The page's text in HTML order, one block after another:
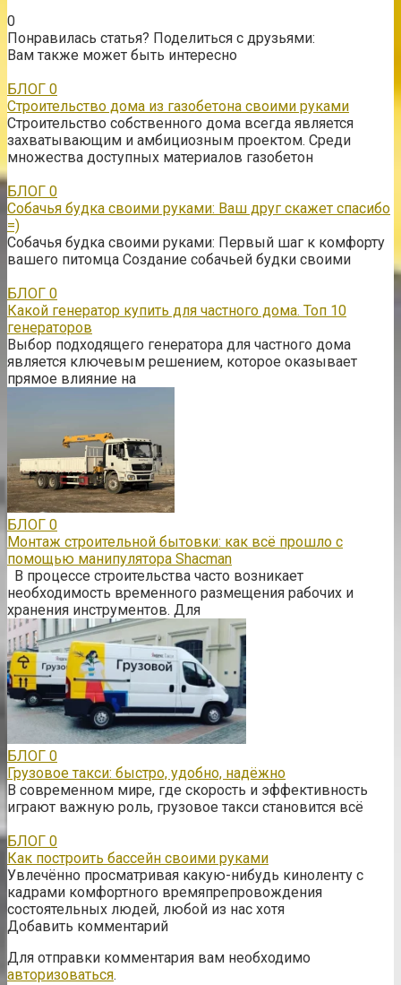
0
Понравилась статья? Поделиться с друзьями:
Вам также может быть интересно
БЛОГ 0
Строительство дома из газобетона своими руками
Строительство собственного дома всегда является
захватывающим и амбициозным проектом. Среди
множества доступных материалов газобетон
БЛОГ 0
Собачья будка своими руками: Ваш друг скажет спасибо
=)
Собачья будка своими руками: Первый шаг к комфорту
вашего питомца Создание собачьей будки своими
БЛОГ 0
Какой генератор купить для частного дома. Топ 10
генераторов
Выбор подходящего генератора для частного дома
является ключевым решением, которое оказывает
прямое влияние на
БЛОГ 0
Монтаж строительной бытовки: как всё прошло с
помощью манипулятора Shacman
В процессе строительства часто возникает
необходимость временного размещения рабочих и
хранения инструментов. Для
БЛОГ 0
Грузовое такси: быстро, удобно, надёжно
В современном мире, где скорость и эффективность
играют важную роль, грузовое такси становится всё
БЛОГ 0
Как построить бассейн своими руками
Увлечённо просматривая какую-нибудь киноленту с
кадрами комфортного времяпрепровождения
состоятельных людей, любой из нас хотя
Добавить комментарий
Для отправки комментария вам необходимо
авторизоваться.